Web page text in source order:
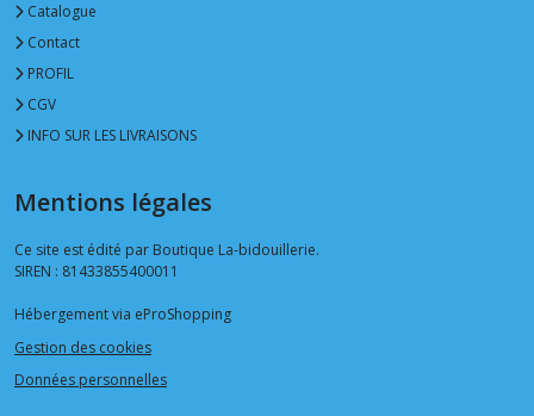
Catalogue
Contact
PROFIL
CGV
INFO SUR LES LIVRAISONS
Mentions légales
Ce site est édité par Boutique La-bidouillerie.
SIREN : 81433855400011
Hébergement via eProShopping
Gestion des cookies
Données personnelles